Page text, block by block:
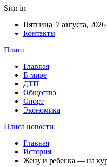
Sign in
Пятница, 7 августа, 2026
Контакты
Плиса
Главная
В мире
ДТП
Общество
Спорт
Экономика
Плиса новости
Главная
История
Жену и ребенка — на